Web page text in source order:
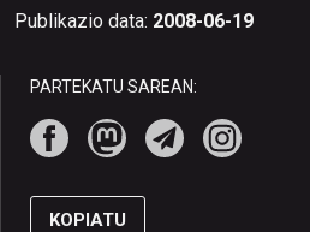
Publikazio data: 2008-06-19
PARTEKATU SAREAN:
KOPIATU